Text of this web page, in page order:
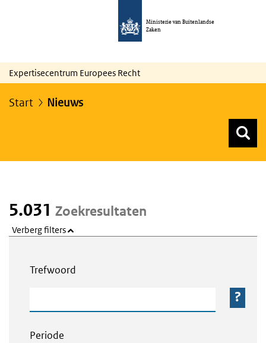
Ministerie van Buitenlandse
Zaken
Expertisecentrum Europees Recht
Start Nieuws
5.031 Zoekresultaten
Verberg filters
Trefwoord
Periode